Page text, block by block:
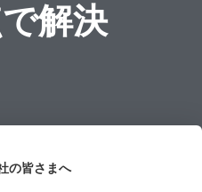
解決
の皆さまへ